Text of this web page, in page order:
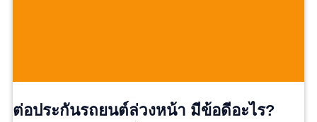
ต่อประกันรถยนต์ล่วงหน้า มีข้อดีอะไร?